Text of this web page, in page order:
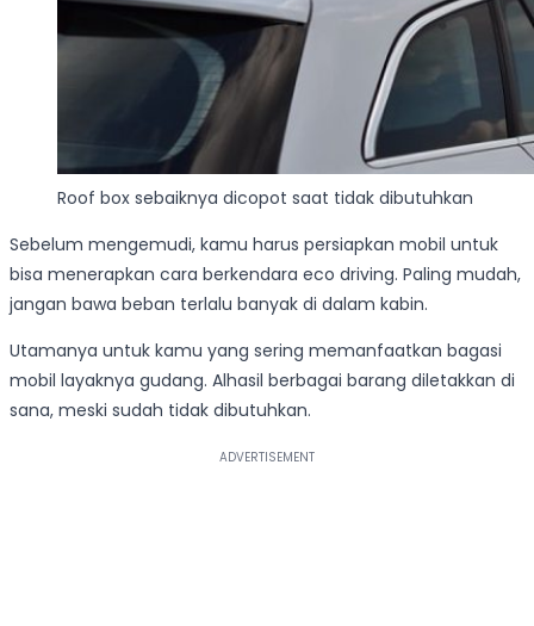
Roof box sebaiknya dicopot saat tidak dibutuhkan
Sebelum mengemudi, kamu harus persiapkan mobil untuk
bisa menerapkan cara berkendara eco driving. Paling mudah,
jangan bawa beban terlalu banyak di dalam kabin.
Utamanya untuk kamu yang sering memanfaatkan bagasi
mobil layaknya gudang. Alhasil berbagai barang diletakkan di
sana, meski sudah tidak dibutuhkan.